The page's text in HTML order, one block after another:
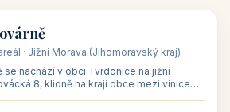
· Jižní Morava (Jihomoravský kraj)
se nachází v obci Tvrdonice na jižní
8, klidně na kraji obce mezi vinicemi,